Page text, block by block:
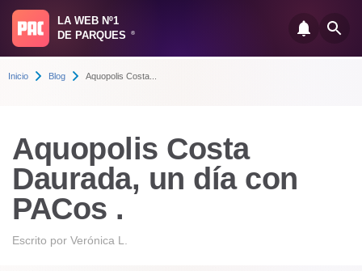
LA WEB Nº1
DE PARQUES
®
Inicio Blog Aquopolis Costa...
Aquopolis Costa
Daurada, un día con
PACos .
Escrito por Verónica L.